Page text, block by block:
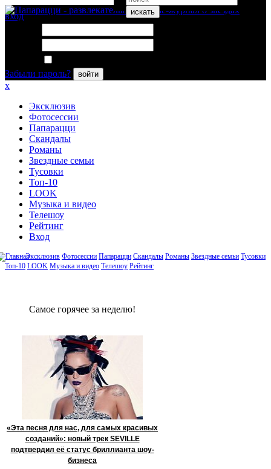
искать
вход
Забыли пароль?
войти
x
Эксклюзив
Фотосессии
Папарацци
Скандалы
Романы
Звездные семьи
Тусовки
Топ-10
LOOK
Музыка и видео
Телешоу
Рейтинг
Вход
Эксклюзив Фотосессии Папарацци Скандалы Романы Звездные семьи Тусовки
Топ-10 LOOK Музыка и видео Телешоу Рейтинг
Сaмое гoрячее за неделю!
«Эта песня для нас, для самых красивых
созданий»: новый трек SEVILLE
подтвердил её статус бриллианта шоу-
бизнеса